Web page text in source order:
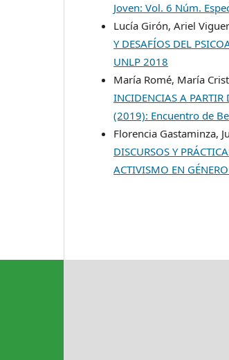
Joven: Vol. 6 Núm.
Lucía Girón, Ariel
Y DESAFÍOS DEL
UNLP 2018
María Romé, María
INCIDENCIAS A PARTIR
(2019): Encuentro de
Florencia Gastaminza,
DISCURSOS Y
ACTIVISMO EN GÉNERO